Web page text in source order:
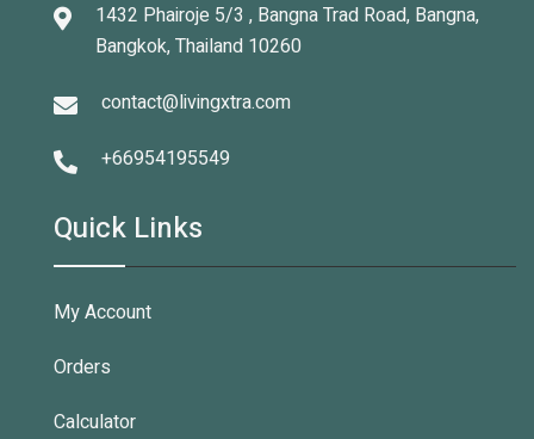
1432 Phairoje 5/3 , Bangna Trad Road, Bangna,
Bangkok, Thailand 10260
contact@livingxtra.com
+66954195549
Quick Links
My Account
Orders
Calculator